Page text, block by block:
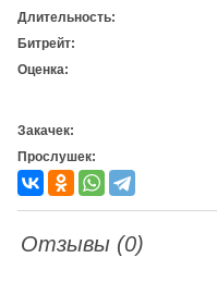
Длительность:
Битрейт:
Оценка:
Закачек:
Прослушек:
Отзывы (0)